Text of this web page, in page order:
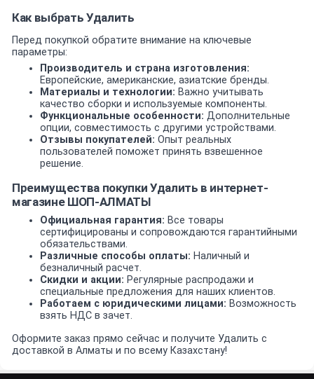
Как выбрать Удалить
Перед покупкой обратите внимание на ключевые
параметры:
Производитель и страна изготовления:
Европейские, американские, азиатские бренды.
Материалы и технологии: Важно учитывать
качество сборки и используемые компоненты.
Функциональные особенности: Дополнительные
опции, совместимость с другими устройствами.
Отзывы покупателей: Опыт реальных
пользователей поможет принять взвешенное
решение.
Преимущества покупки Удалить в интернет-
магазине ШОП-АЛМАТЫ
Официальная гарантия: Все товары
сертифицированы и сопровождаются гарантийными
обязательствами.
Различные способы оплаты: Наличный и
безналичный расчет.
Скидки и акции: Регулярные распродажи и
специальные предложения для наших клиентов.
Работаем с юридическими лицами: Возможность
взять НДС в зачет.
Оформите заказ прямо сейчас и получите Удалить с
доставкой в Алматы и по всему Казахстану!